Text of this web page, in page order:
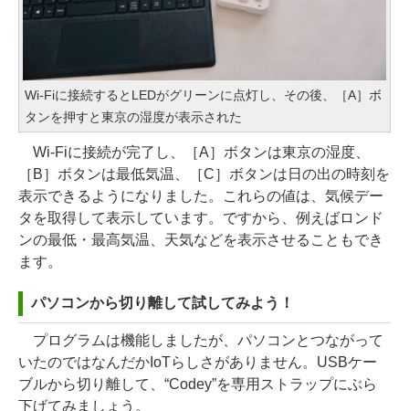
Wi-Fiに接続するとLEDがグリーンに点灯し、その後、［A］ボ
タンを押すと東京の湿度が表示された
Wi-Fiに接続が完了し、［A］ボタンは東京の湿度、
［B］ボタンは最低気温、［C］ボタンは日の出の時刻を
表示できるようになりました。これらの値は、気候デー
タを取得して表示しています。ですから、例えばロンド
ンの最低・最高気温、天気などを表示させることもでき
ます。
パソコンから切り離して試してみよう！
プログラムは機能しましたが、パソコンとつながって
いたのではなんだかIoTらしさがありません。USBケー
ブルから切り離して、“Codey”を専用ストラップにぶら
下げてみましょう。